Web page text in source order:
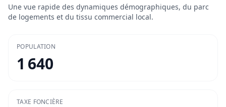
Une vue rapide des dynamiques démographiques, du parc
de logements et du tissu commercial local.
POPULATION
1 640
TAXE FONCIÈRE